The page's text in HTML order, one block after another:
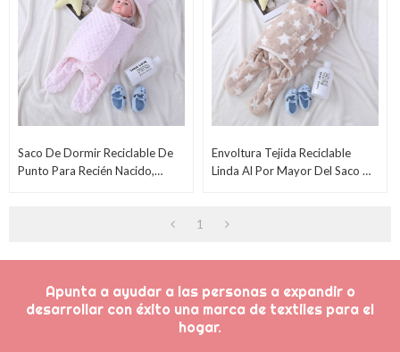
Saco De Dormir Reciclable De
Punto Para Recién Nacido,
Envoltura Tejida Reciclable
Linda Al Por Mayor Del Saco De
Impreso
1
Apunta a ayudar a las personas a expandir o
desarrollar con éxito una marca de textiles para el
hogar.